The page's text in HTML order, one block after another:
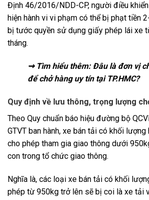
Định 46/2016/NDD-CP, người điều
hiện hành vi vi phạm có thể bị phạt tiền
bị tước quyền sử dụng giấy phép lái xe
tháng.
⇝ Tìm hiểu thêm: Đâu là đơn vị
để chở hàng uy tín tại TP.HMC?
Quy định về lưu thông, trọng lượng
Theo Quy chuẩn báo hiệu đường bộ
GTVT ban hành, xe bán tải có khối lượng
cho phép tham gia giao thông dưới
con trong tổ chức giao thông.
Nghĩa là, các loại xe bán tải có khối
phép từ 950kg trở lên sẽ bị coi là xe tải